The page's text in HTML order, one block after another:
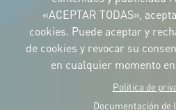
culture@uclg.org
«ACEPTAR TODAS»,
cookies. Puede aceptar y
de cookies y revocar su
en cualquier momento
Politica de
Documentación de